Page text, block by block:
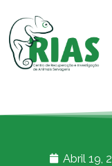
Abril 19,